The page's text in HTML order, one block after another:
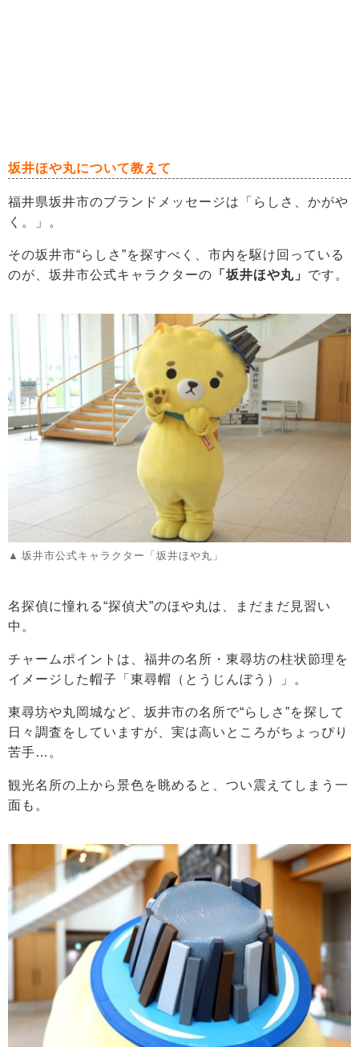
坂井ほや丸について教えて
福井県坂井市のブランドメッセージは「らしさ、かがや
く。」。
その坂井市“らしさ”を探すべく、市内を駆け回っている
のが、坂井市公式キャラクターの 「坂井ほや丸」 です。
坂井市公式キャラクター「坂井ほや丸」
名探偵に憧れる“探偵犬”のほや丸は、まだまだ見習い
中。
チャームポイントは、福井の名所・東尋坊の柱状節理を
イメージした帽子「東尋帽（とうじんぼう）」。
東尋坊や丸岡城など、坂井市の名所で“らしさ”を探して
日々調査をしていますが、実は高いところがちょっぴり
苦手…。
観光名所の上から景色を眺めると、つい震えてしまう一
面も。